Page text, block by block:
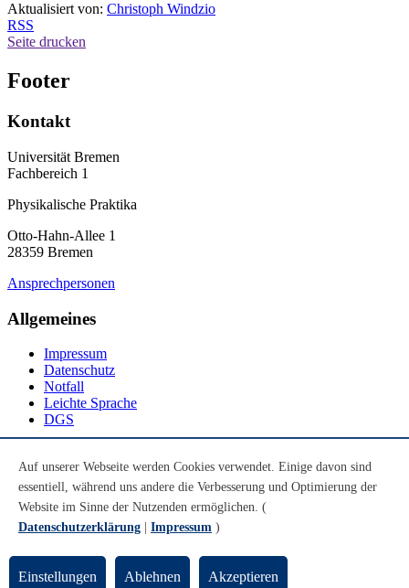
Aktualisiert von: Christoph Windzio
RSS
Seite drucken
Footer
Kontakt
Universität Bremen
Fachbereich 1
Physikalische Praktika
Otto-Hahn-Allee 1
28359 Bremen
Ansprechpersonen
Allgemeines
Impressum
Datenschutz
Notfall
Leichte Sprache
DGS
Youtube
Instagram
LinkedIn
© Universität Bremen 2026
Auf unserer Webseite werden Cookies verwendet. Einige davon sind
essentiell, während uns andere die Verbesserung und Optimierung der
Website im Sinne der Nutzenden ermöglichen. (
Datenschutzerklärung
Impressum )
Einstellungen Ablehnen Akzeptieren